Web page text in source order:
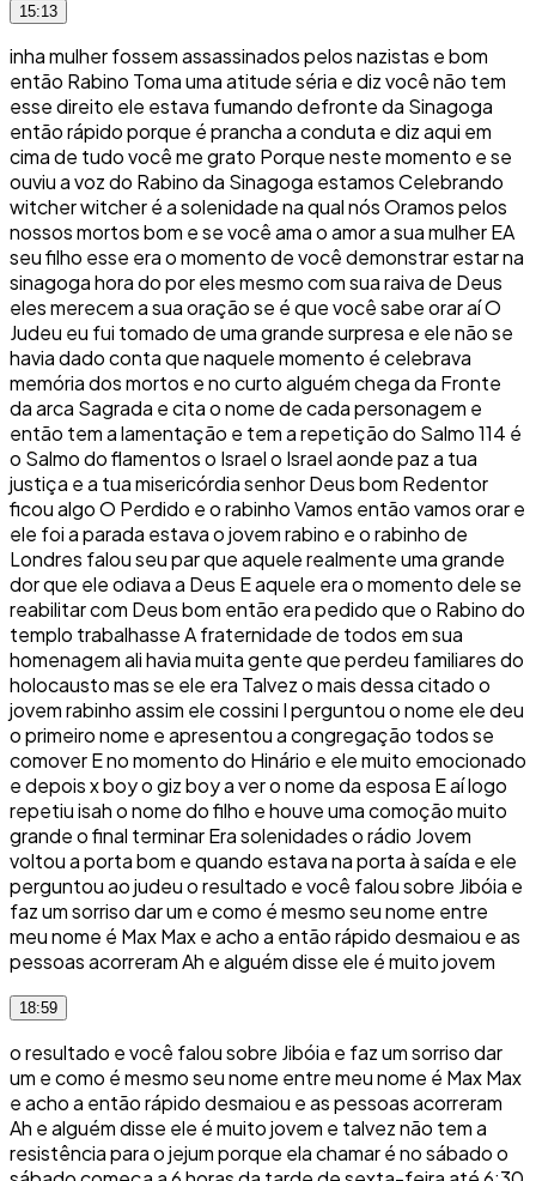
15:13
inha mulher fossem assassinados pelos nazistas e bom
então Rabino Toma uma atitude séria e diz você não tem
esse direito ele estava fumando defronte da Sinagoga
então rápido porque é prancha a conduta e diz aqui em
cima de tudo você me grato Porque neste momento e se
ouviu a voz do Rabino da Sinagoga estamos Celebrando
witcher witcher é a solenidade na qual nós Oramos pelos
nossos mortos bom e se você ama o amor a sua mulher EA
seu filho esse era o momento de você demonstrar estar na
sinagoga hora do por eles mesmo com sua raiva de Deus
eles merecem a sua oração se é que você sabe orar aí O
Judeu eu fui tomado de uma grande surpresa e ele não se
havia dado conta que naquele momento é celebrava
memória dos mortos e no curto alguém chega da Fronte
da arca Sagrada e cita o nome de cada personagem e
então tem a lamentação e tem a repetição do Salmo 114 é
o Salmo do flamentos o Israel o Israel aonde paz a tua
justiça e a tua misericórdia senhor Deus bom Redentor
ficou algo O Perdido e o rabinho Vamos então vamos orar e
ele foi a parada estava o jovem rabino e o rabinho de
Londres falou seu par que aquele realmente uma grande
dor que ele odiava a Deus E aquele era o momento dele se
reabilitar com Deus bom então era pedido que o Rabino do
templo trabalhasse A fraternidade de todos em sua
homenagem ali havia muita gente que perdeu familiares do
holocausto mas se ele era Talvez o mais dessa citado o
jovem rabinho assim ele cossini I perguntou o nome ele deu
o primeiro nome e apresentou a congregação todos se
comover E no momento do Hinário e ele muito emocionado
e depois x boy o giz boy a ver o nome da esposa E aí logo
repetiu isah o nome do filho e houve uma comoção muito
grande o final terminar Era solenidades o rádio Jovem
voltou a porta bom e quando estava na porta à saída e ele
perguntou ao judeu o resultado e você falou sobre Jibóia e
faz um sorriso dar um e como é mesmo seu nome entre
meu nome é Max Max e acho a então rápido desmaiou e as
pessoas acorreram Ah e alguém disse ele é muito jovem
18:59
o resultado e você falou sobre Jibóia e faz um sorriso dar
um e como é mesmo seu nome entre meu nome é Max Max
e acho a então rápido desmaiou e as pessoas acorreram
Ah e alguém disse ele é muito jovem e talvez não tem a
resistência para o jejum porque ela chamar é no sábado o